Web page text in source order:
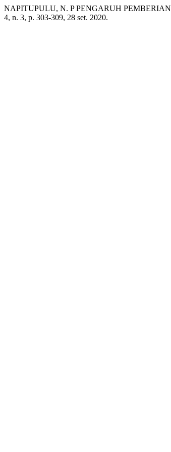
NAPITUPULU, N. P PENGARUH
4, n. 3, p. 303-309, 28 set. 2020.